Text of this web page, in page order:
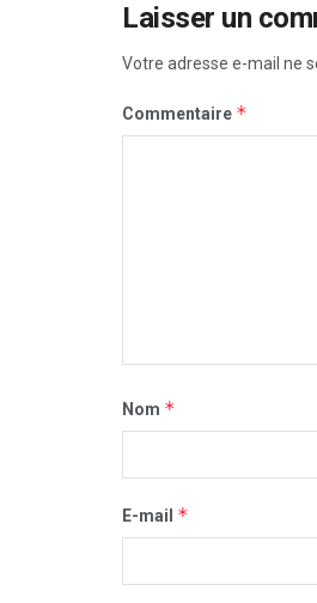
Laisser un
Votre adresse e-mail ne
Commentaire *
Nom *
E-mail *